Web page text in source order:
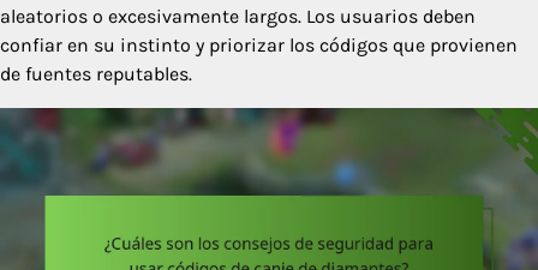
aleatorios o excesivamente largos. Los usuarios deben
confiar en su instinto y priorizar los códigos que provienen
de fuentes reputables.